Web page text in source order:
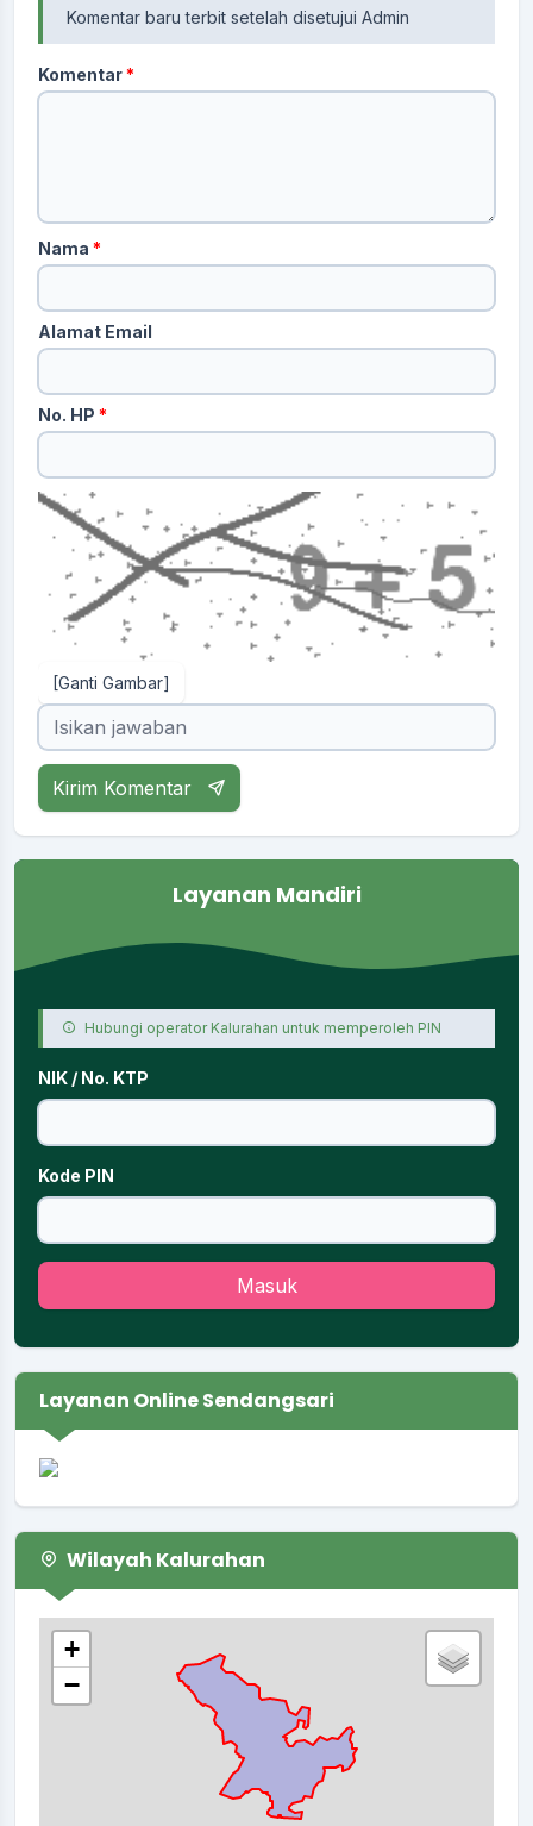
Komentar baru terbit setelah disetujui Admin
Komentar*
Nama *
Alamat Email
No. HP *
[Ganti Gambar]
Kirim Komentar
Layanan Mandiri
Hubungi operator Kalurahan untuk memperoleh PIN
NIK / No. KTP
Kode PIN
Masuk
Layanan Online Sendangsari
Wilayah Kalurahan
+
−